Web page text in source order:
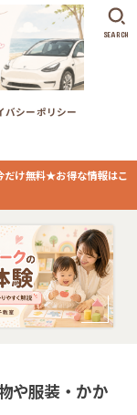
バシーポリシー
SEARCH
だけ無料★お得な情報はこ
や服装・かか